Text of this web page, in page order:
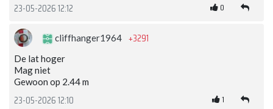
23-05-2026 12:12 0
cliffhanger1964 +3291
De lat hoger
Mag niet
Gewoon op 2.44 m
23-05-2026 12:10 1